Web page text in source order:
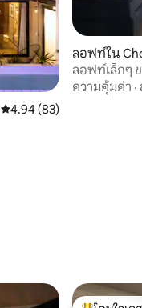
คะแนนเฉลี่ย 4.94 จาก 5, 83
4.94 (83)
ลอฟท์ใน
ลอฟท์เล็กๆ
ความคุ้มค่า ·